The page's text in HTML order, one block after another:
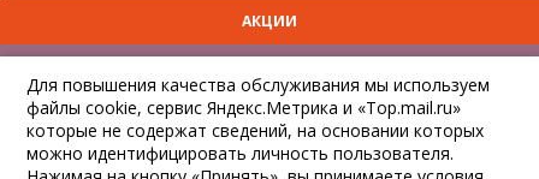
АКЦИИ
ОПЛАТА
ОТСЛЕДИТЬ ЗАКАЗ
Для повышения качества обслуживания мы используем
файлы cookie, сервис Яндекс.Метрика и «Top.mail.ru»
которые не содержат сведений, на основании которых
можно идентифицировать личность пользователя.